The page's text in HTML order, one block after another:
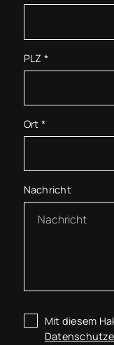
PLZ *
Ort *
Nachricht
Mit diesem